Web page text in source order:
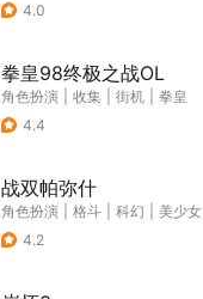
4.0
拳皇98终极之战OL
角色扮演 收集 街机
拳皇
4.4
战双帕弥什
角色扮演 格斗 科幻
美少女
4.2